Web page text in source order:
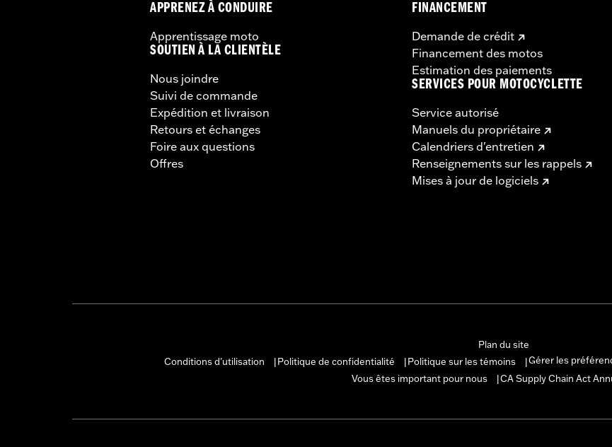
APPRENEZ À CONDUIRE
Apprentissage moto
SOUTIEN À LA CLIENTÈLE
Nous joindre
Suivi de commande
Expédition et livraison
Retours et échanges
Foire aux questions
Offres
FINANCEMENT
Demande de crédit
Financement des motos
Estimation des paiements
SERVICES POUR MOTOCYCLETTE
Service autorisé
Manuels du propriétaire
Calendriers d'entretien
Renseignements sur les rappels
Mises à jour de logiciels
Plan du site
Conditions d'utilisation
Politique de confidentialité Politique sur les témoins Gérer les
Vous êtes important pour nous
CA Supply Chain Act